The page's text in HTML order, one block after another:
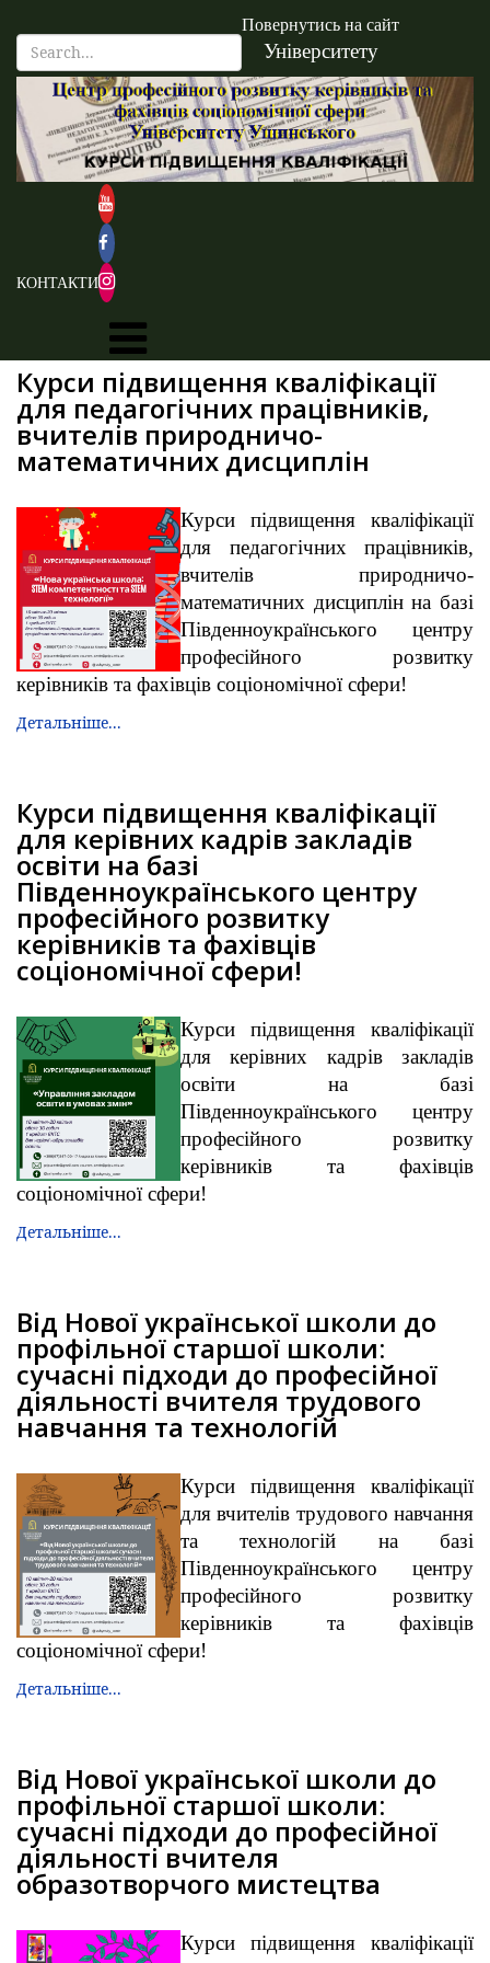
Повернутись на сайт
Університету
КОНТАКТИ
Курси підвищення кваліфікації
для педагогічних працівників,
вчителів природничо-
математичних дисциплін
Курси підвищення кваліфікації
для педагогічних працівників,
вчителів природничо-
математичних дисциплін на базі
Південноукраїнського центру
професійного розвитку
керівників та фахівців соціономічної сфери!
Детальніше...
Курси підвищення кваліфікації
для керівних кадрів закладів
освіти на базі
Південноукраїнського центру
професійного розвитку
керівників та фахівців
соціономічної сфери!
Курси підвищення кваліфікації
для керівних кадрів закладів
освіти на базі
Південноукраїнського центру
професійного розвитку
керівників та фахівців
соціономічної сфери!
Детальніше...
Від Нової української школи до
профільної старшої школи:
сучасні підходи до професійної
діяльності вчителя трудового
навчання та технологій
Курси підвищення кваліфікації
для вчителів трудового навчання
та технологій на базі
Південноукраїнського центру
професійного розвитку
керівників та фахівців
соціономічної сфери!
Детальніше...
Від Нової української школи до
профільної старшої школи:
сучасні підходи до професійної
діяльності вчителя
образотворчого мистецтва
Курси підвищення кваліфікації